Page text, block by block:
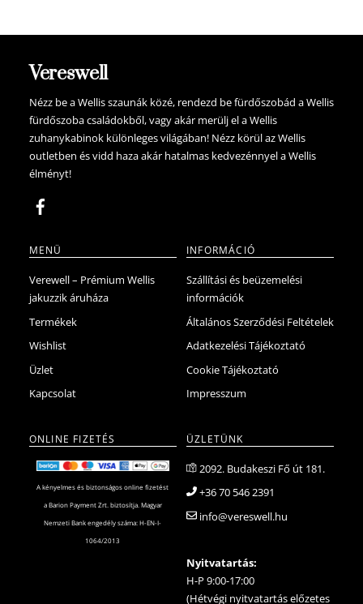
Vereswell
Nézz be a Wellis szaunák közé, rendezd be fürdőszobád a Wellis
fürdőszoba családokből, vagy akár merülj el a Wellis
zuhanykabinok különleges világában! Nézz körül az Wellis
outletben és vidd haza akár hatalmas kedvezénnyel a Wellis
élményt!
MENÜ
Verewell – Prémium Wellis
jakuzzik áruháza
Termékek
Wishlist
Üzlet
Kapcsolat
INFORMÁCIÓ
Szállítási és beüzemelési
információk
Általános Szerződési Feltételek
Adatkezelési Tájékoztató
Cookie Tájékoztató
Impresszum
ONLINE FIZETÉS
A kényelmes és biztonságos online fizetést
a Barion Payment Zrt. biztosítja. Magyar
Nemzeti Bank engedély száma: H-EN-I-
1064/2013
ÜZLETÜNK
2092. Budakeszi Fő út 181.
+36 70 546 2391
info@vereswell.hu
Nyitvatartás:
H-P 9:00-17:00
(Hétvégi nyitvatartás előzetes